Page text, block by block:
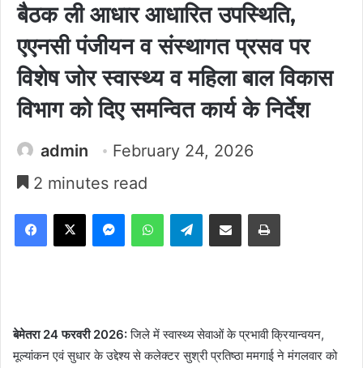
बैठक ली आधार आधारित उपस्थिति,
एएनसी पंजीयन व संस्थागत प्रसव पर
विशेष जोर स्वास्थ्य व महिला बाल विकास
विभाग को दिए समन्वित कार्य के निर्देश
admin
February 24, 2026
2 minutes read
Facebook
X MessengerWhatsAppTelegramShare via Email Print
बेमेतरा 24 फरवरी 2026:जिले में स्वास्थ्य सेवाओं के प्रभावी क्रियान्वयन,
मूल्यांकन एवं सुधार के उद्देश्य से कलेक्टर सुश्री प्रतिष्ठा ममगाई ने मंगलवार को